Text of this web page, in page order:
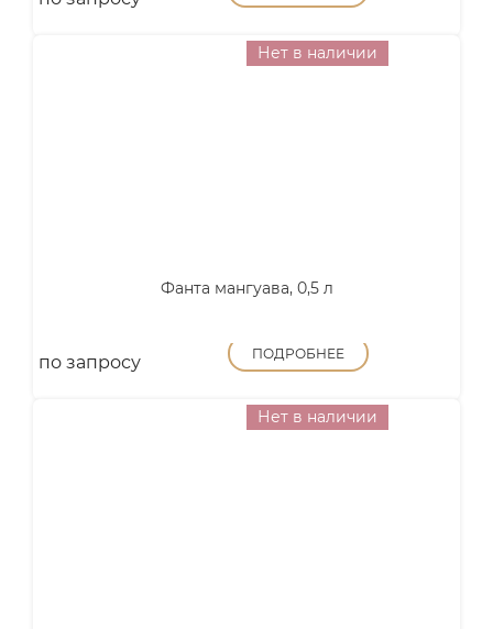
Нет в наличии
Фанта мангуава, 0,5 л
по запросу ПОДРОБНЕЕ
Нет в наличии